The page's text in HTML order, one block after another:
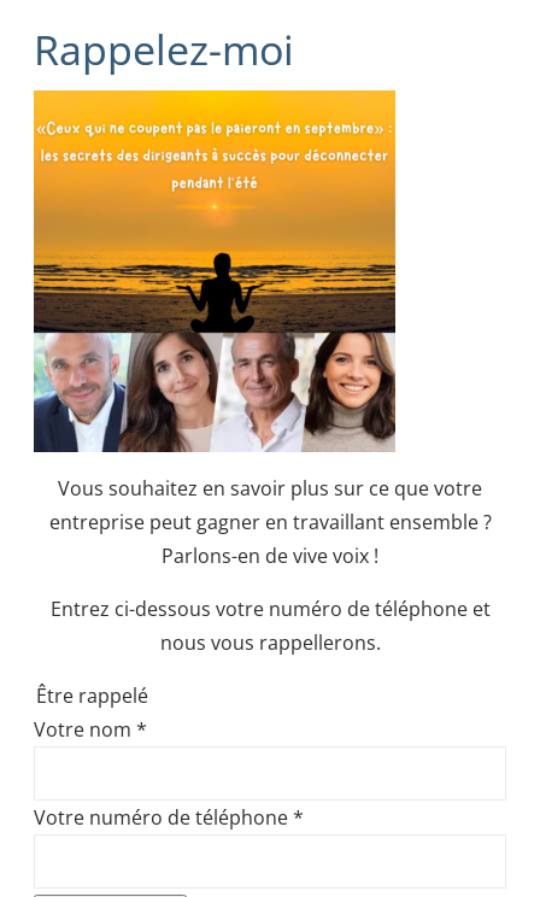
Rappelez-moi
Vous souhaitez en savoir plus sur ce que votre
entreprise peut gagner en travaillant ensemble ?
Parlons-en de vive voix !
Entrez ci-dessous votre numéro de téléphone et
nous vous rappellerons.
Être rappelé
Votre nom *
Votre numéro de téléphone*